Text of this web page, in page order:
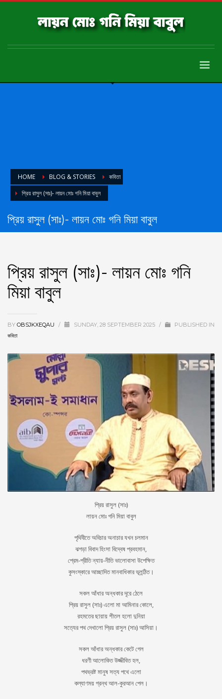
HOME BLOG & STORIES
কবিতা
প্রিয় রাসুল (সাঃ)- লায়ন মোঃ গনি মিয়া বাবুল
প্রিয় রাসুল (সাঃ)- লায়ন মোঃ গনি মিয়া বাবুল
প্রিয় রাসুল (সাঃ)- লায়ন মোঃ গনি
মিয়া বাবুল
BY OBSJKXEQAU / SUNDAY, 28 SEPTEMBER 2025 /
PUBLISHED IN
কবিতা
প্রিয় রাসুল (সাঃ)
লায়ন মোঃ গনি মিয়া বাবুল
পৃথিবীতে অবিচার অনাচার যখন চলমান
ঝগড়া বিবাদ হিংসা বিদ্বেষ প্রবহমান,
প্রেম-প্রীতি ন্যায়-নীতি ভালোবাসা উপেক্ষিত
কুসংস্কারে আচ্ছাদিত মানবাধিকার ভূলন্ঠিত।
সকল আঁধার অন্ধকার দূরে ঠেলে
প্রিয় রাসুল (সাঃ) এলো মা আমিনার কোলে,
রহমতের ছায়ায় শীতল হলো দুনিয়া
সত্যের পথ দেখালো প্রিয় রাসুল (সাঃ) আসিয়া।
সকল আঁধার অন্ধকার কেটে গেল
ধরণী আলোকিত উজ্জীবিত হল,
পথভ্রষ্ট মানুষ সত্য পথে এলো
কল্যাণময় গ্রন্থ আল-কুরআন পেল।